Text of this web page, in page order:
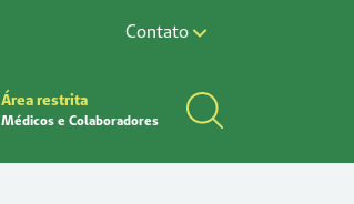
Contato
Área restrita
Médicos e Colaboradores